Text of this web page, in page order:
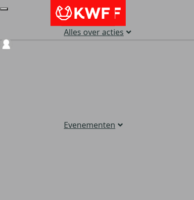
Alles over acties
Evenementen